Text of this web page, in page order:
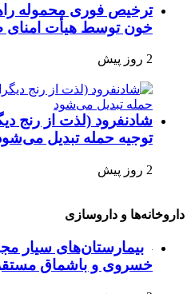
ترخیص فوری محموله
خون توسط هیأت امنای
2 روز پیش
شادنفرود (لذت از رنج
توجیه حمله تبدیل
2 روز پیش
داروخانه‌ها و داروسازی
بیمارستان‌های سیار
خسروی و باشماق